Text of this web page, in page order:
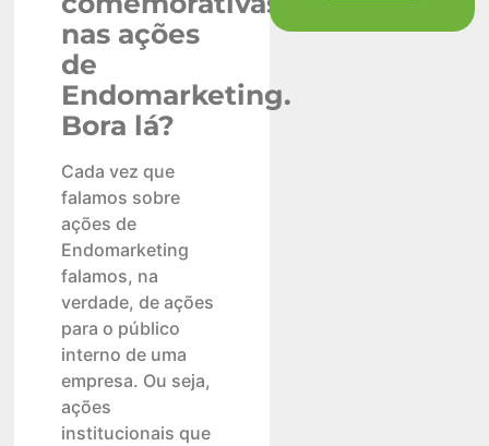
nas ações
de
Endomarketing.
Bora lá?
Cada vez que
falamos sobre
ações de
Endomarketing
falamos, na
verdade, de ações
para o público
interno de uma
empresa. Ou seja,
ações
institucionais que